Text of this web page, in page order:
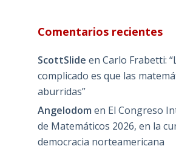
Comentarios recientes
ScottSlide en Carlo Frabetti:
complicado es que las
aburridas”
Angelodom en El Congreso
de Matemáticos 2026, en la
democracia norteamericana